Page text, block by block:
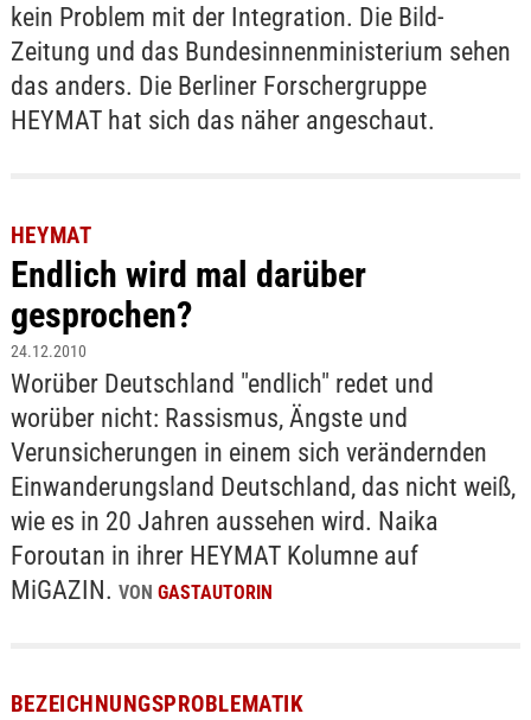
kein Problem mit der Integration. Die Bild-
Zeitung und das Bundesinnenministerium sehen
das anders. Die Berliner Forschergruppe
HEYMAT hat sich das näher angeschaut.
HEYMAT
Endlich wird mal darüber
gesprochen?
24.12.2010
Worüber Deutschland "endlich" redet und
worüber nicht: Rassismus, Ängste und
Verunsicherungen in einem sich verändernden
Einwanderungsland Deutschland, das nicht weiß,
wie es in 20 Jahren aussehen wird. Naika
Foroutan in ihrer HEYMAT Kolumne auf
MiGAZIN. VON GASTAUTORIN
BEZEICHNUNGSPROBLEMATIK